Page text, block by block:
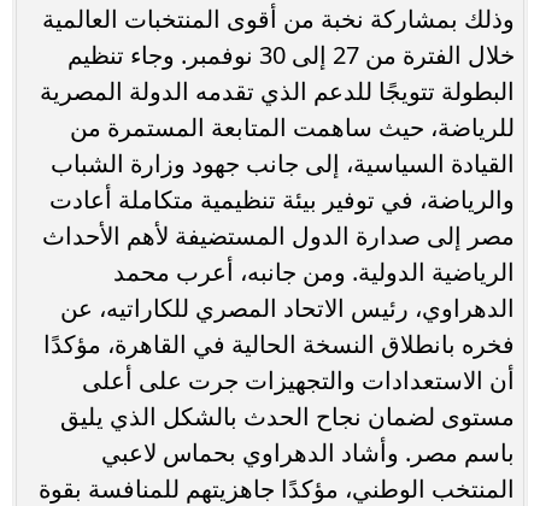
وذلك بمشاركة نخبة من أقوى المنتخبات العالمية
خلال الفترة من 27 إلى 30 نوفمبر. وجاء تنظيم
البطولة تتويجًا للدعم الذي تقدمه الدولة المصرية
للرياضة، حيث ساهمت المتابعة المستمرة من
القيادة السياسية، إلى جانب جهود وزارة الشباب
والرياضة، في توفير بيئة تنظيمية متكاملة أعادت
مصر إلى صدارة الدول المستضيفة لأهم الأحداث
الرياضية الدولية. ومن جانبه، أعرب محمد
الدهراوي، رئيس الاتحاد المصري للكاراتيه، عن
فخره بانطلاق النسخة الحالية في القاهرة، مؤكدًا
أن الاستعدادات والتجهيزات جرت على أعلى
مستوى لضمان نجاح الحدث بالشكل الذي يليق
باسم مصر. وأشاد الدهراوي بحماس لاعبي
المنتخب الوطني، مؤكدًا جاهزيتهم للمنافسة بقوة